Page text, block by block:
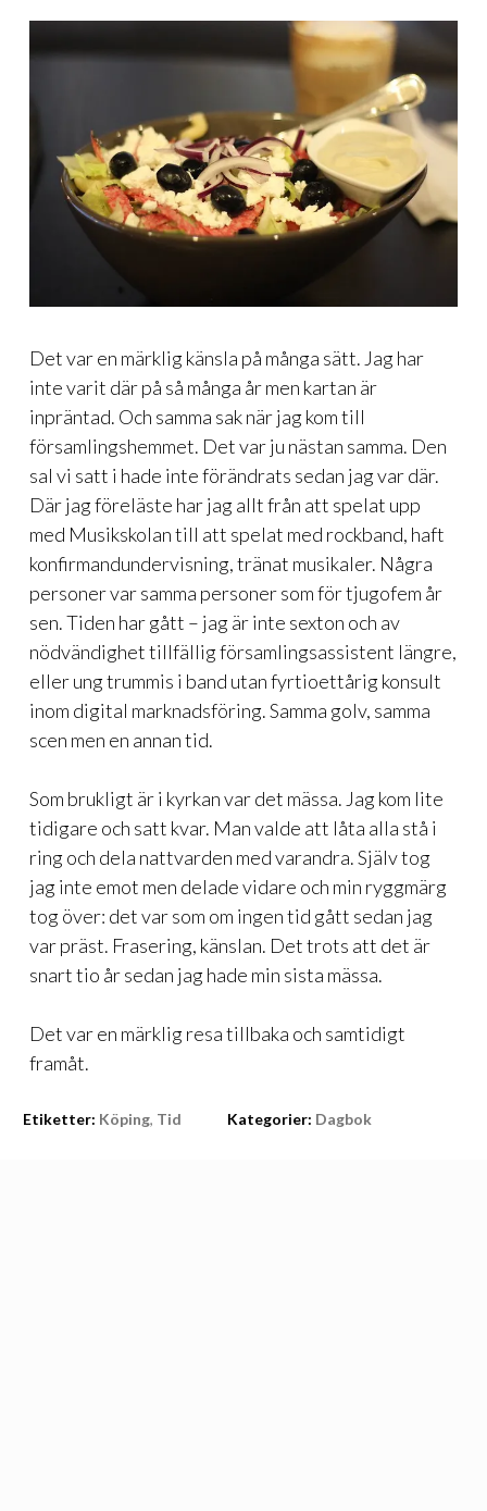
Det var en märklig känsla på många sätt. Jag har
inte varit där på så många år men kartan är
inpräntad. Och samma sak när jag kom till
församlingshemmet. Det var ju nästan samma. Den
sal vi satt i hade inte förändrats sedan jag var där.
Där jag föreläste har jag allt från att spelat upp
med Musikskolan till att spelat med rockband, haft
konfirmandundervisning, tränat musikaler. Några
personer var samma personer som för tjugofem år
sen. Tiden har gått – jag är inte sexton och av
nödvändighet tillfällig församlingsassistent längre,
eller ung trummis i band utan fyrtioettårig konsult
inom digital marknadsföring. Samma golv, samma
scen men en annan tid.
Som brukligt är i kyrkan var det mässa. Jag kom lite
tidigare och satt kvar. Man valde att låta alla stå i
ring och dela nattvarden med varandra. Själv tog
jag inte emot men delade vidare och min ryggmärg
tog över: det var som om ingen tid gått sedan jag
var präst. Frasering, känslan. Det trots att det är
snart tio år sedan jag hade min sista mässa.
Det var en märklig resa tillbaka och samtidigt
framåt.
Etiketter: Köping, Tid Kategorier: Dagbok